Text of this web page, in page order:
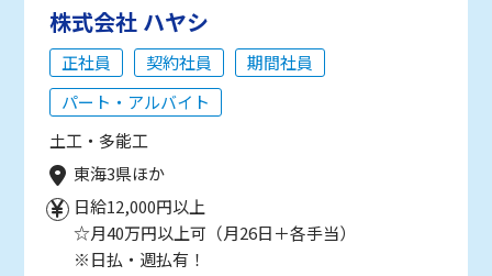
株式会社 ハヤシ
正社員 契約社員
期間社員
パート・アルバイト
土工・多能工
東海3県ほか
日給12,000円以上
☆月40万円以上可（月26日＋各手当）
※日払・週払有！